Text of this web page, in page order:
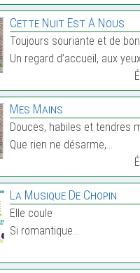
Cette Nuit Est À Nous
Toujours souriante et de
Un regard d’accueil, aux
Mes Mains
Douces, habiles et tendres
Que rien ne désarme,…
La Musique De Chopin
Elle coule
Si romantique…